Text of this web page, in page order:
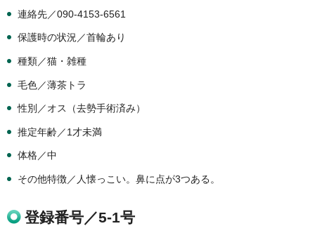
連絡先／090-4153-6561
保護時の状況／首輪あり
種類／猫・雑種
毛色／薄茶トラ
性別／オス（去勢手術済み）
推定年齢／1才未満
体格／中
その他特徴／人懐っこい。鼻に点が3つある。
登録番号／5-1号